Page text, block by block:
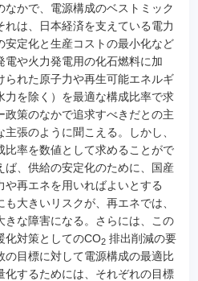
o
o
k
かで、電源構成のベストミック
れは、日本経済を支えている電力
安定化と生産コストの最小化など
電や火力発電用の化石燃料に加
られた原子力や再生可能エネルギ
力を除く）を最適な構成比率で求
策のなかで追求すべきだとの主
張のように聞こえる。
しかし、
比率を数値として求めることがで
ば、供給の安定化のために、国産
再エネを用いればよいとする
大きいリスクが、再エネでは、
きな障害になる。さらには、この
化対策としてのCO2排出削減の要
目標に対して電源構成の最適比
化するためには、それぞれの目標